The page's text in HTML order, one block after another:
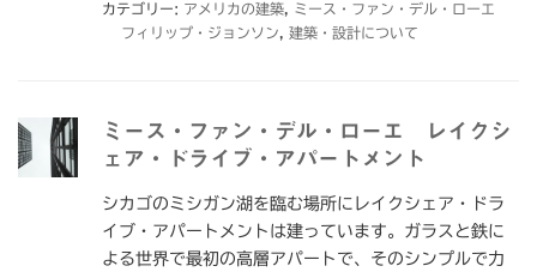
カテゴリー: アメリカの建築
ミース・ファン・デル・ローエ
フィリップ・ジョンソン
建築・設計について
ミース・ファン・デル・ローエ レイクシ
ェア・ドライブ・アパートメント
シカゴのミシガン湖を臨む場所にレイクシェア・ドラ
イブ・アパートメントは建っています。ガラスと鉄に
よる世界で最初の高層アパートで、そのシンプルで力